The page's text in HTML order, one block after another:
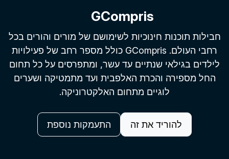
GCompris
חבילות תוכנות חינוכיות לשימושם של מורים והורים בכל
רחבי העולם. GCompris כולל מספר רחב של פעילויות
לילדים בגילאי שנתיים עד עשר, ומתפרסים על כל תחום
החל מספירה והכרת האלפבית ועד מתמטיקה ושערים
לוגיים מתחום האלקטרוניקה.
להוריד את זה התעמקות נוספת